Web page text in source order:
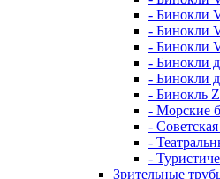
- Бинокли
- Бинокли
- Бинокли
- Бинокли
- Бинокли
- Бинокль
- Морские
-
-
-
Зрительные